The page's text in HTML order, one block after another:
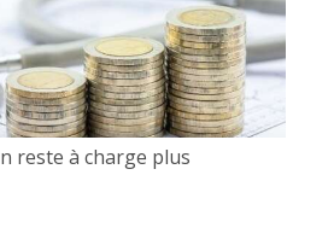
reste à charge plus